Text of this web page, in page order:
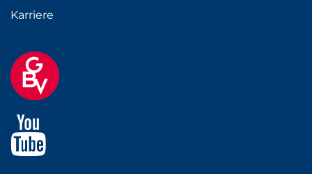
Karriere